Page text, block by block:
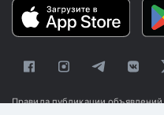
Правила публикации объявлений